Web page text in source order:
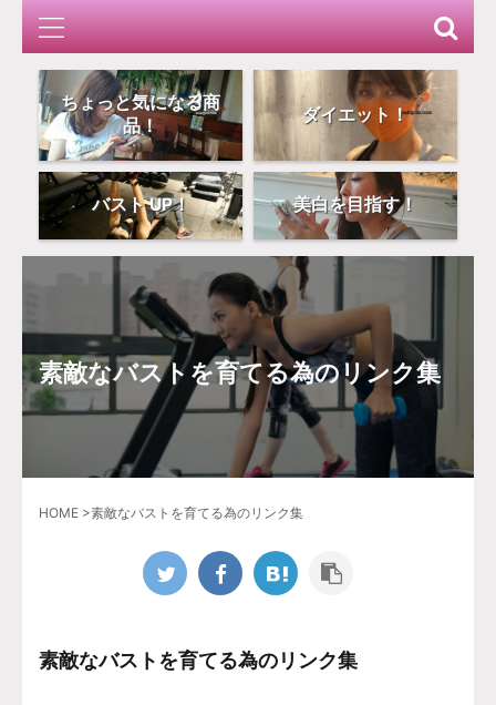
ちょっと気になる商
品！
ダイエット！
バスト UP！ 美白を目指す！
素敵なバストを育てる為のリンク集
HOME >素敵なバストを育てる為のリンク集
素敵なバストを育てる為のリンク集